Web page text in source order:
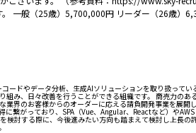
一般（25歳）5,700,000円 リーダー（26歳
ードやデータ分析、生成AIソリューションを取り扱っ
み、日々改善を行うことができる組織です。 商売力の
界のお客様からのオーダーに応える請負開発事業を展
繋がっており、SPA（Vue、Angular、Reactなど）や
検討する際に、今後進みたい方向も踏まえて検討し上